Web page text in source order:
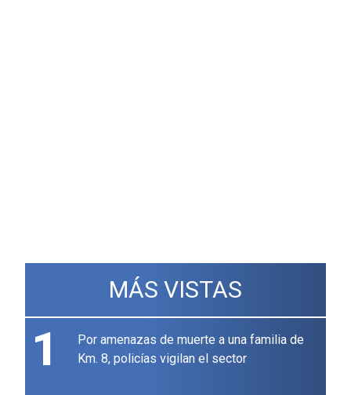
MÁS VISTAS
1
Por amenazas de muerte a una familia de
Km. 8, policías vigilan el sector